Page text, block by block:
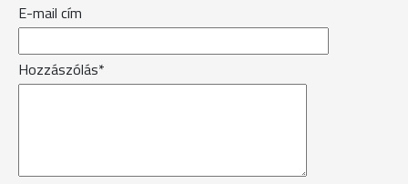
E-mail cím
Hozzászólás*